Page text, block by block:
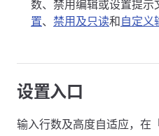
数、禁用编辑或设置提示
置、 禁用及只读和自定义
设置入口
输入行数及高度自适应，在